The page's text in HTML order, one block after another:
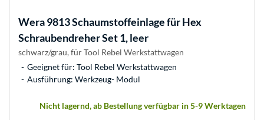
Wera9813 Schaumstoffeinlage für Hex
Schraubendreher Set 1, leer
schwarz/grau, für Tool Rebel Werkstattwagen
Geeignet für: Tool Rebel Werkstattwagen
Ausführung: Werkzeug- Modul
Nicht lagernd, ab Bestellung verfügbar in 5-9 Werktagen